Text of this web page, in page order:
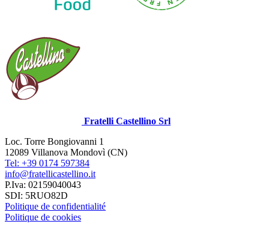
Fratelli Castellino Srl
Loc. Torre Bongiovanni 1
12089 Villanova Mondovì (CN)
Tel: +39 0174 597384
info@fratellicastellino.it
P.Iva: 02159040043
SDI: 5RUO82D
Politique de confidentialité
Politique de cookies